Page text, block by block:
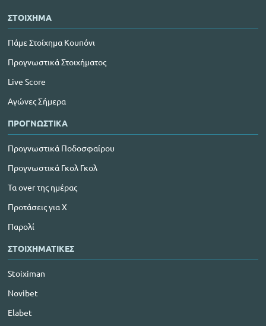
ΣΤΟΙΧΗΜΑ
Πάμε Στοίχημα Κουπόνι
Προγνωστικά Στοιχήματος
Live Score
Αγώνες Σήμερα
ΠΡΟΓΝΩΣΤΙΚΑ
Προγνωστικά Ποδοσφαίρου
Προγνωστικά Γκολ Γκολ
Τα over της ημέρας
Προτάσεις για Χ
Παρολί
ΣΤΟΙΧΗΜΑΤΙΚΕΣ
Stoiximan
Novibet
Elabet